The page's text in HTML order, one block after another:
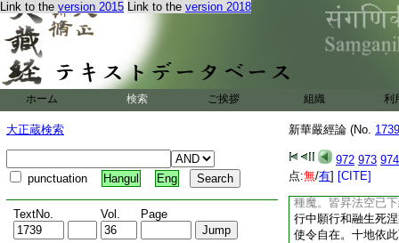
Link to the version 2015 Link to the version 2018
ホーム 検索 ご挨拶 組織 利
大正蔵検索
punctuation Hangul Eng
TextNo. Vol. Page
新華嚴經論 (No.
972 973 974
点:無/有] [CITE]
願之心。迴入生死
溺生死衆生。皆無
香遍熏十方。聞者
名阿盧那。是赤色
便住禪波羅蜜門。
生離諸染習禪波羅
山表是禪定體自白
有香名海藏。其香
而以熏之王及四軍
六正心住。以三空
以般若輪王燒智慧
種魔。皆昇法空已
行中願行和融生死
使令自在。十地依